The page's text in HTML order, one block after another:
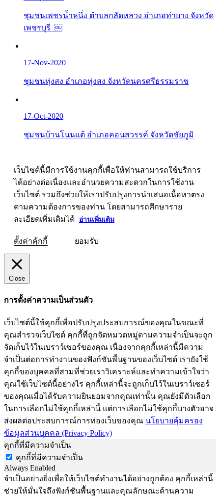
ชุมชนเพชรน้ำหนึ่ง ตำบลกลัดหลวง อำเภอท่ายาง จังหวัด
เพชรบุรี ￼
17-Nov-2020
ชุมชนทุ่งสง อำเภอทุ่งสง จังหวัดนครศรีธรรมราช
17-Oct-2020
ชุมชนบ้านโนนแต้ อำเภอคอนสวรรค์ จังหวัดชัยภูมิ
เว็บไซต์นี้มีการใช้งานคุกกี้เพื่อให้ท่านสามารถใช้บริการ
ได้อย่างต่อเนื่องและอำนวยความสะดวกในการใช้งาน
เว็บไซต์ รวมถึงช่วยให้เราปรับปรุงการนำเสนอเนื้อหาตรง
ตามความต้องการของท่าน โดยสามารถศึกษาราย
ละเอียดเพิ่มเติมได้
อ่านเพิ่มเติม
ตั้งค่าคุ้กกี้ ยอมรับ
Close
การตั้งค่าความเป็นส่วนตัว
เว็บไซต์นี้ใช้คุกกี้เพื่อปรับปรุงประสบการณ์ของคุณในขณะที่
คุณสำรวจเว็บไซต์ คุกกี้ที่ถูกจัดหมวดหมู่ตามความจำเป็นจะถูก
จัดเก็บไว้ในเบราว์เซอร์ของคุณ เนื่องจากคุกกี้เหล่านี้มีความ
จำเป็นต่อการทำงานของฟังก์ชันพื้นฐานของเว็บไซต์ เรายังใช้
คุกกี้ของบุคคลที่สามที่ช่วยเราวิเคราะห์และทำความเข้าใจว่า
คุณใช้เว็บไซต์นี้อย่างไร คุกกี้เหล่านี้จะถูกเก็บไว้ในเบราว์เซอร์
ของคุณเมื่อได้รับความยินยอมจากคุณเท่านั้น คุณยังมีตัวเลือก
ในการเลือกไม่ใช้คุกกี้เหล่านี้ แต่การเลือกไม่ใช้คุกกี้บางตัวอาจ
ส่งผลต่อประสบการณ์การท่องเว็บของคุณ นโยบายคุ้มครอง
ข้อมูลส่วนบุคคล (Privacy Policy)
คุกกี้ที่มีความจำเป็น
คุกกี้ที่มีความจำเป็น
Always Enabled
จำเป็นอย่างยิ่งเพื่อให้เว็บไซต์ทำงานได้อย่างถูกต้อง คุกกี้เหล่านี้
ช่วยให้มั่นใจถึงฟังก์ชันพื้นฐานและคุณลักษณะด้านความ